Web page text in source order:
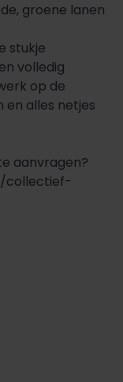
groene lanen
stukje
volledig
op de
en alles netjes
aanvragen?
collectief-